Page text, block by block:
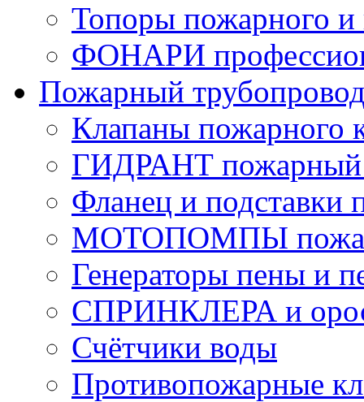
Топоры пожарного и
ФОНАРИ
Пожарный
Клапаны пожарного
ГИДРАНТ пожарный
Фланец и подставки
МОТОПОМПЫ
Генераторы пены и
СПРИНКЛЕРА и
Счётчики воды
Противопожарные